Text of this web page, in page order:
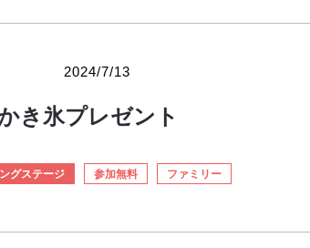
2024/7/13
き氷プレゼント
グステージ 参加無料 ファミリー